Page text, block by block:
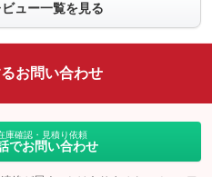
ュー一覧を見る
お問い合わせ
庫確認・見積り依頼
でお問い合わせ